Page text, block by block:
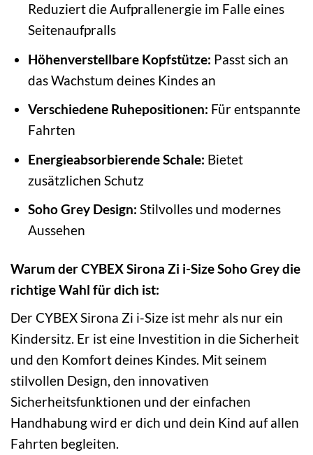
Reduziert die Aufprallenergie im Falle eines
Seitenaufpralls
Höhenverstellbare Kopfstütze: Passt sich an
das Wachstum deines Kindes an
Verschiedene Ruhepositionen: Für entspannte
Fahrten
Energieabsorbierende Schale: Bietet
zusätzlichen Schutz
Soho Grey Design: Stilvolles und modernes
Aussehen
Warum der CYBEX Sirona Zi i-Size Soho Grey die
richtige Wahl für dich ist:
Der CYBEX Sirona Zi i-Size ist mehr als nur ein
Kindersitz. Er ist eine Investition in die Sicherheit
und den Komfort deines Kindes. Mit seinem
stilvollen Design, den innovativen
Sicherheitsfunktionen und der einfachen
Handhabung wird er dich und dein Kind auf allen
Fahrten begleiten.